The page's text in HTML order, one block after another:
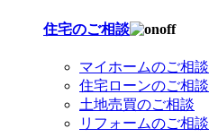
住宅のご相談
マイホームのご相談
住宅ローンのご相談
土地売買のご相談
リフォームのご相談